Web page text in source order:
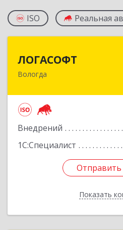
ISO Реальная
ЛОГАСОФТ
Вологда
Внедрений
1С:Специалист
Отправить
Показать
160002, Вологодская
Отправить
Назад